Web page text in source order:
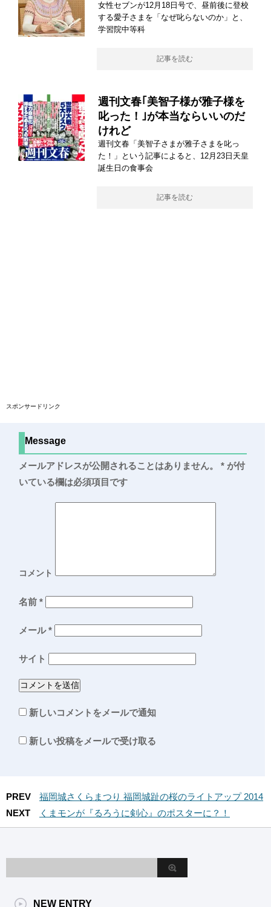
女性セブンが12月18日号で、昼前後に登校
する愛子さまを「なぜ叱らないのか」と、
学習院中等科
記事を読む
週刊文春｢美智子様が雅子様を
叱った！｣が本当ならいいのだ
けれど
週刊文春「美智子さまが雅子さまを叱っ
た！」という記事によると、12月23日天皇
誕生日の食事会
記事を読む
スポンサードリンク
Message
メールアドレスが公開されることはありません。 * が付
いている欄は必須項目です
コメント
名前 *
メール*
サイト
新しいコメントをメールで通知
新しい投稿をメールで受け取る
PREV
福岡城さくらまつり 福岡城趾の桜のライトアップ 2014
NEXT
くまモンが『るろうに剣心』のポスターに？！
NEW ENTRY